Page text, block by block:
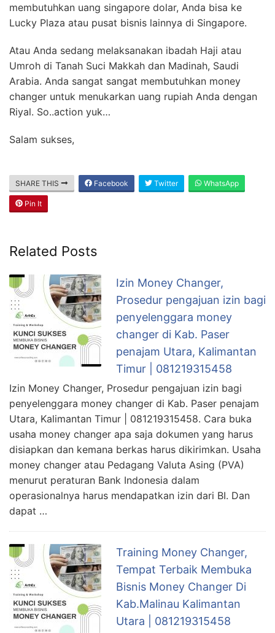
membutuhkan uang singapore dolar, Anda bisa ke
Lucky Plaza atau pusat bisnis lainnya di Singapore.
Atau Anda sedang melaksanakan ibadah Haji atau
Umroh di Tanah Suci Makkah dan Madinah, Saudi
Arabia. Anda sangat sangat membutuhkan money
changer untuk menukarkan uang rupiah Anda dengan
Riyal. So..action yuk…
Salam sukses,
SHARE THIS Facebook Twitter WhatsApp
Pin It
Related Posts
Izin Money Changer,
Prosedur pengajuan izin bagi
penyelenggara money
changer di Kab. Paser
penajam Utara, Kalimantan
Timur | 081219315458
Izin Money Changer, Prosedur pengajuan izin bagi
penyelenggara money changer di Kab. Paser penajam
Utara, Kalimantan Timur | 081219315458. Cara buka
usaha money changer apa saja dokumen yang harus
disiapkan dan kemana berkas harus dikirimkan. Usaha
money changer atau Pedagang Valuta Asing (PVA)
menurut peraturan Bank Indonesia dalam
operasionalnya harus mendapatkan izin dari BI. Dan
dapat …
Training Money Changer,
Tempat Terbaik Membuka
Bisnis Money Changer Di
Kab.Malinau Kalimantan
Utara | 081219315458